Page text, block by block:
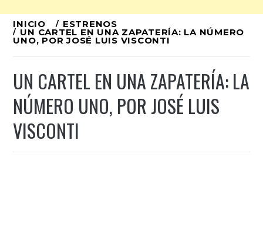
Ir
al
INICIO ESTRENOS
UN CARTEL EN UNA ZAPATERÍA: LA NÚMERO
UNO, POR JOSÉ LUIS VISCONTI
UN CARTEL EN UNA ZAPATERÍA: LA
NÚMERO UNO, POR JOSÉ LUIS
VISCONTI